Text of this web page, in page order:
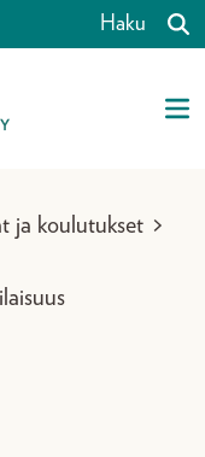
Haku
ja koulutukset >